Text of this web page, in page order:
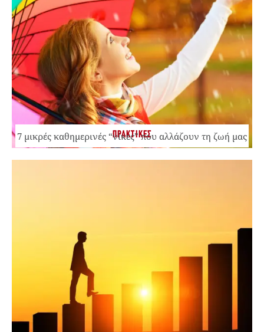
ΠΡΑΚΤΙΚΕΣ
7 μικρές καθημερινές “νίκες” που αλλάζουν τη ζωή μας